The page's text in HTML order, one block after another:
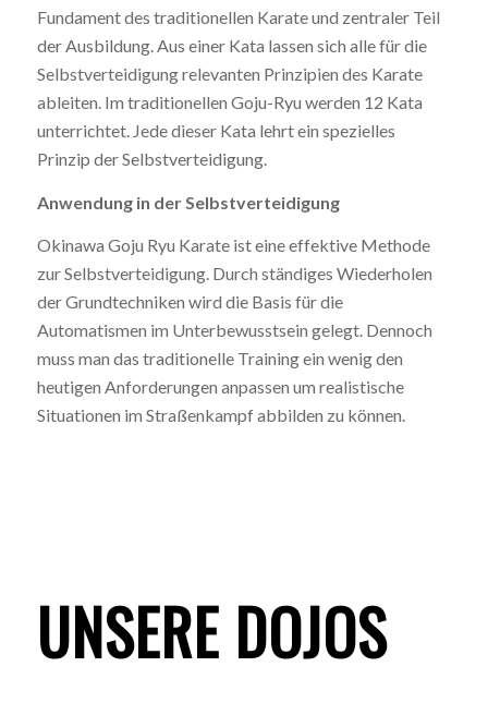
Fundament des traditionellen Karate und zentraler Teil
der Ausbildung. Aus einer Kata lassen sich alle für die
Selbstverteidigung relevanten Prinzipien des Karate
ableiten. Im traditionellen Goju-Ryu werden 12 Kata
unterrichtet. Jede dieser Kata lehrt ein spezielles
Prinzip der Selbstverteidigung.
Anwendung in der Selbstverteidigung
Okinawa Goju Ryu Karate ist eine effektive Methode
zur Selbstverteidigung. Durch ständiges Wiederholen
der Grundtechniken wird die Basis für die
Automatismen im Unterbewusstsein gelegt. Dennoch
muss man das traditionelle Training ein wenig den
heutigen Anforderungen anpassen um realistische
Situationen im Straßenkampf abbilden zu können.
UNSERE DOJOS